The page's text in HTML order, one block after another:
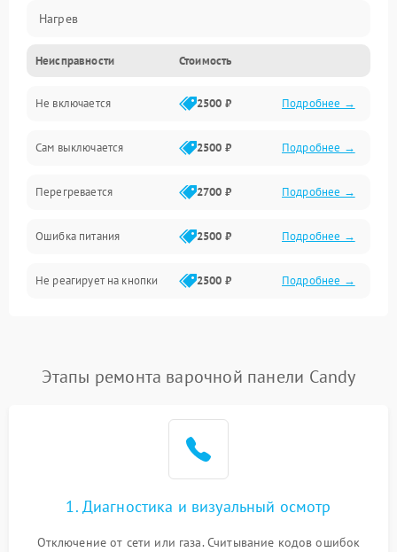
Нагрев
Неисправности Стоимость
Не включается 2500 ₽ Подробнее →
Сам выключается 2500 ₽ Подробнее →
Перегревается 2700 ₽ Подробнее →
Ошибка питания 2500 ₽ Подробнее →
Не реагирует на кнопки 2500 ₽ Подробнее →
Этапы ремонта варочной панели Candy
1. Диагностика и визуальный осмотр
Отключение от сети или газа. Считывание кодов ошибок